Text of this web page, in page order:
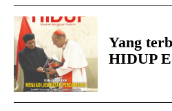
Yang
HIDUP